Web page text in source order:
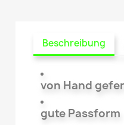
Beschreibung
von Hand
gute Passform